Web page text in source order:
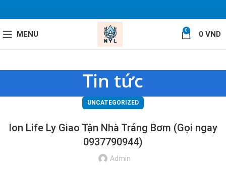
MENU 0 0 VND
Tin tức
UNCATEGORIZED
Ion Life Ly Giao Tận Nhà Trảng Bơm (Gọi ngay
0937790944)
Admin